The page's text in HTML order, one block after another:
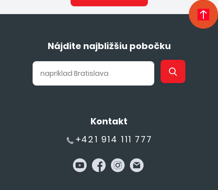
Nájdite najbližšiu pobočku
Kontakt
+421 914 111 777